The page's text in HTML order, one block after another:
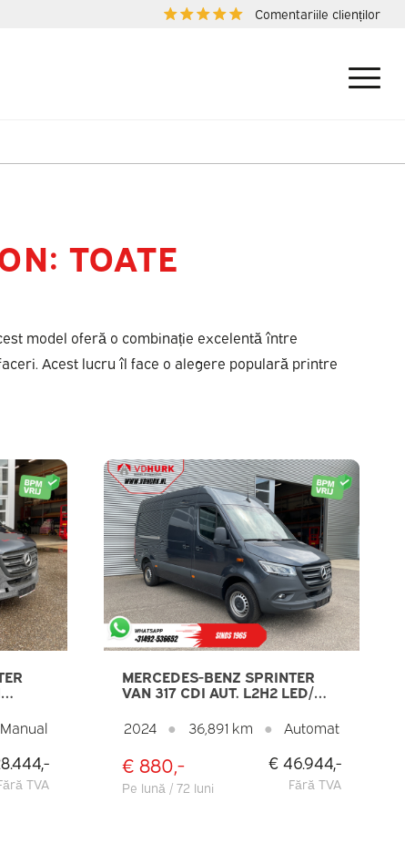
Comentariile clienților
TOATE
model oferă o combinație excelentă între
Acest lucru îl face o alegere populară printre
/
Manual
TVA
MERCEDES-BENZ SPRINTER
VAN 317 CDI AUT. L2H2 LED/
270GR.UȘI/ NAVI/ CAMERA/
CRUISE/ AIRCO/ PDC
2024 ● 36,891 km ● Automat
€ 880,-
Pe lună / 72 luni
€ 46.944,-
Fără TVA